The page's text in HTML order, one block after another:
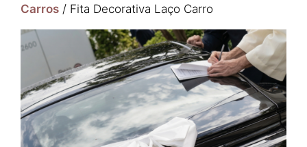
Carros / Fita Decorativa Laço Carro